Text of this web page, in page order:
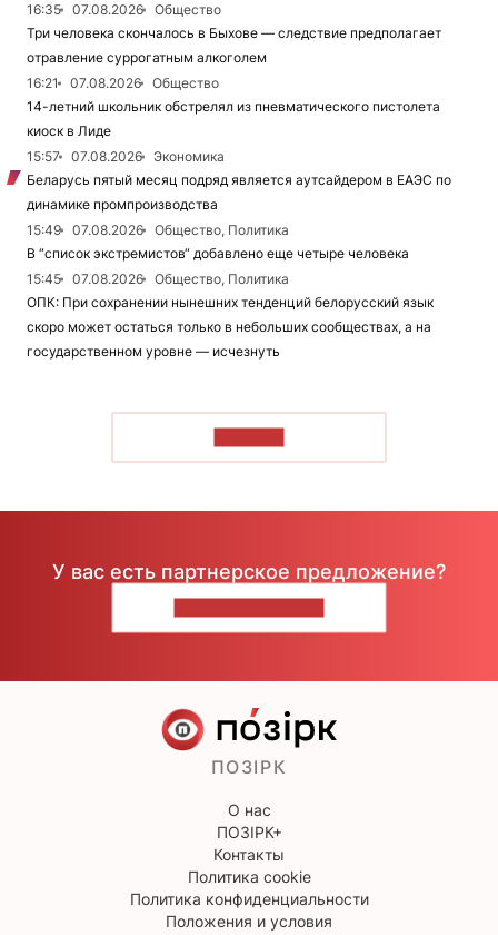
16:35
07.08.2026
Общество
Три человека скончалось в Быхове — следствие предполагает
отравление суррогатным алкоголем
16:21
07.08.2026
Общество
14-летний школьник обстрелял из пневматического пистолета
киоск в Лиде
15:57
07.08.2026
Экономика
Беларусь пятый месяц подряд является аутсайдером в ЕАЭС по
динамике промпроизводства
15:49
07.08.2026
Общество, Политика
В “список экстремистов“ добавлено еще четыре человека
15:45
07.08.2026
Общество, Политика
ОПК: При сохранении нынешних тенденций белорусский язык
скоро может остаться только в небольших сообществах, а на
государственном уровне — исчезнуть
У вас есть партнерское предложение?
ПОЗІРК
О нас
ПОЗІРК+
Контакты
Политика cookie
Политика конфиденциальности
Положения и условия